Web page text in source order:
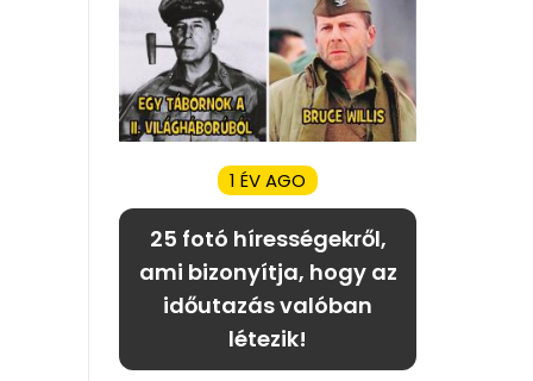
1 ÉV AGO
25 fotó hírességekről,
ami bizonyítja, hogy az
időutazás valóban
létezik!